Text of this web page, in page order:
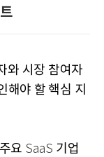
와 시장 참여자
해야 할 핵심 지
요 SaaS 기업